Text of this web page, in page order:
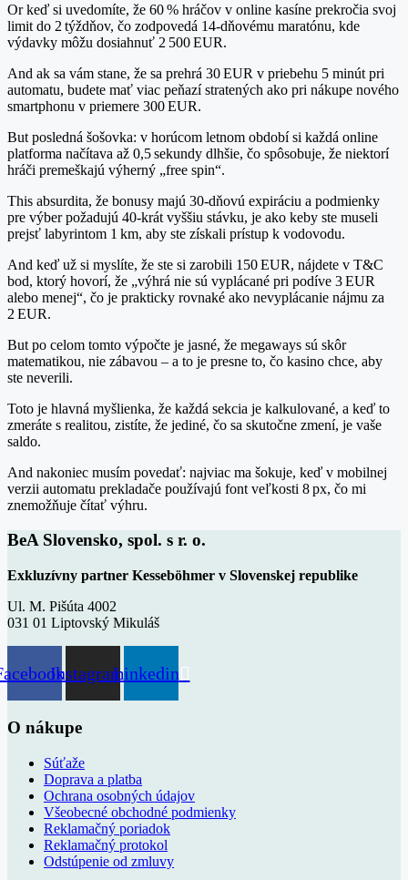
Or keď si uvedomíte, že 60 % hráčov v online kasíne prekročia svoj
limit do 2 týždňov, čo zodpovedá 14‑dňovému maratónu, kde
výdavky môžu dosiahnuť 2 500 EUR.
And ak sa vám stane, že sa prehrá 30 EUR v priebehu 5 minút pri
automatu, budete mať viac peňazí stratených ako pri nákupe nového
smartphonu v priemere 300 EUR.
But posledná šošovka: v horúcom letnom období si každá online
platforma načítava až 0,5 sekundy dlhšie, čo spôsobuje, že niektorí
hráči premeškajú výherný „free spin“.
This absurdita, že bonusy majú 30‑dňovú expiráciu a podmienky
pre výber požadujú 40‑krát vyššiu stávku, je ako keby ste museli
prejsť labyrintom 1 km, aby ste získali prístup k vodovodu.
And keď už si myslíte, že ste si zarobili 150 EUR, nájdete v T&C
bod, ktorý hovorí, že „výhrá nie sú vyplácané pri podíve 3 EUR
alebo menej“, čo je prakticky rovnaké ako nevyplácanie nájmu za
2 EUR.
But po celom tomto výpočte je jasné, že megaways sú skôr
matematikou, nie zábavou – a to je presne to, čo kasino chce, aby
ste neverili.
Toto je hlavná myšlienka, že každá sekcia je kalkulované, a keď to
zmeráte s realitou, zistíte, že jediné, čo sa skutočne zmení, je vaše
saldo.
And nakoniec musím povedať: najviac ma šokuje, keď v mobilnej
verzii automatu prekladače používajú font veľkosti 8 px, čo mi
znemožňuje čítať výhru.
BeA Slovensko, spol. s r. o.
Exkluzívny partner Kesseböhmer v Slovenskej republike
Ul. M. Pišúta 4002
031 01 Liptovský Mikuláš
InstagramLinkedin
O nákupe
Súťaže
Doprava a platba
Ochrana osobných údajov
Všeobecné obchodné podmienky
Reklamačný poriadok
Reklamačný protokol
Odstúpenie od zmluvy